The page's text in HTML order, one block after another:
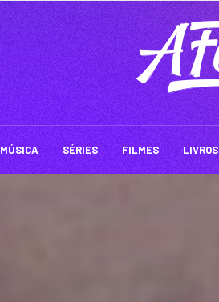
MÚSICA SÉRIES FILMES LIVROS